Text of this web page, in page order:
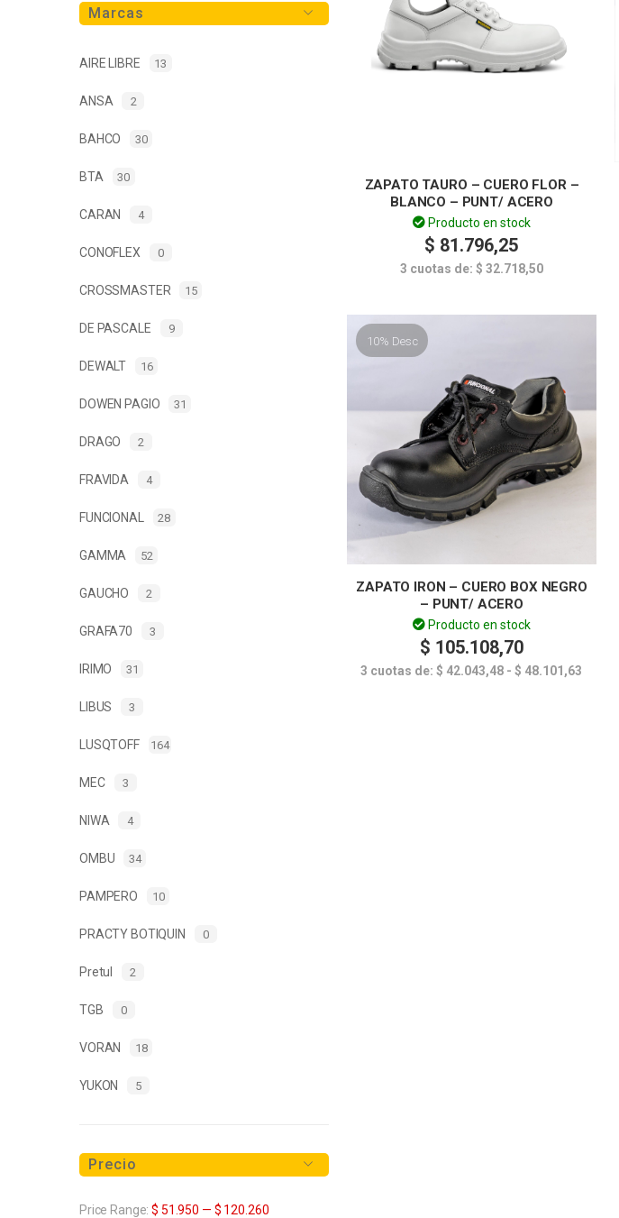
Marcas
AIRE LIBRE 13
ANSA 2
BAHCO 30
BTA 30
CARAN 4
CONOFLEX 0
CROSSMASTER 15
DE PASCALE 9
DEWALT 16
DOWEN PAGIO 31
DRAGO 2
FRAVIDA 4
FUNCIONAL 28
GAMMA 52
GAUCHO 2
GRAFA70 3
IRIMO 31
LIBUS 3
LUSQTOFF 164
MEC 3
NIWA 4
OMBU 34
PAMPERO 10
PRACTY BOTIQUIN 0
Pretul 2
TGB 0
VORAN 18
YUKON 5
Precio
Price Range:$ 51.950 — $ 120.260
ZAPATO TAURO – CUERO FLOR –
BLANCO – PUNT/ ACERO
Producto en stock
$ 81.796,25
3 cuotas de: $ 32.718,50
10% Desc
ZAPATO IRON – CUERO BOX NEGRO
– PUNT/ ACERO
Producto en stock
$ 105.108,70
3 cuotas de:$ 42.043,48 -$ 48.101,63